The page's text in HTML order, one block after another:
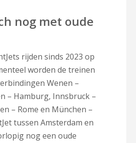
nog met oude
rijden sinds 2023 op
worden de treinen
Wenen –
– Hamburg, Innsbruck –
– Rome en München –
tussen Amsterdam en
nog een oude